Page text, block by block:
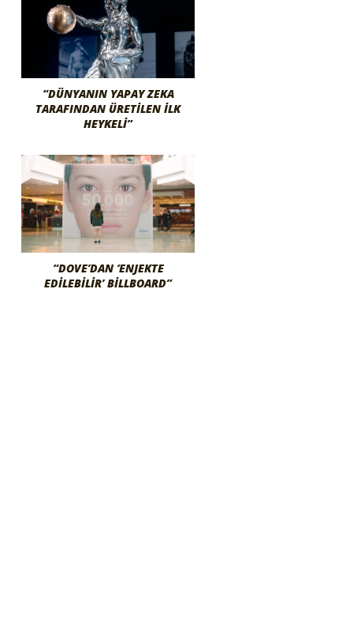
“DÜNYANIN YAPAY ZEKA
TARAFINDAN ÜRETILEN İLK
HEYKELI”
“DOVE’DAN ‘ENJEKTE
EDILEBILIR’ BILLBOARD”